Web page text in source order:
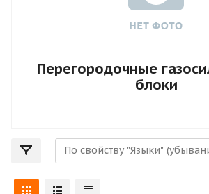
Перегородочные
блоки